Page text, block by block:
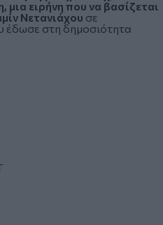
μια ειρήνη που να βασίζεται
Νετανιάχου σε
έδωσε στη δημοσιότητα